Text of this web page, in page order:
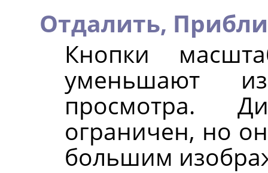
Отдалить,
Кнопки
уменьшают
просмотра.
ограничен, но
большим